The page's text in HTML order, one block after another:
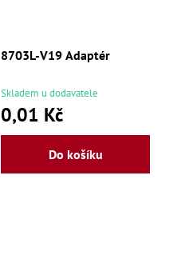
8703L-V19 Adaptér
Skladem u dodavatele
0,01 Kč
Do košíku